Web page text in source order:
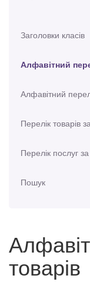
Заголовки класів
Алфавітний
Алфавітний
Перелік товарів
Перелік послуг
Пошук
товарів